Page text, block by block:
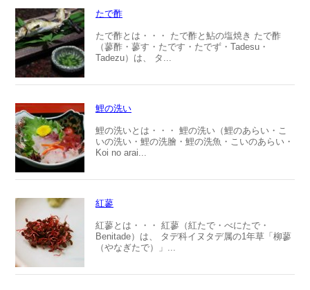
たで酢
たで酢とは・・・ たで酢と鮎の塩焼き たで酢
（蓼酢・蓼す・たです・たでず・Tadesu・
Tadezu）は、 タ...
鯉の洗い
鯉の洗いとは・・・ 鯉の洗い（鯉のあらい・こ
いの洗い・鯉の洗膾・鯉の洗魚・こいのあらい・
Koi no arai...
紅蓼
紅蓼とは・・・ 紅蓼（紅たで・べにたで・
Benitade）は、 タデ科イヌタデ属の1年草「柳蓼
（やなぎたで）」...